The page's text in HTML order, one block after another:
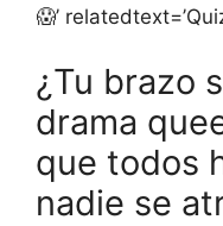
😱’
¿Tu brazo
drama
que todos
nadie se